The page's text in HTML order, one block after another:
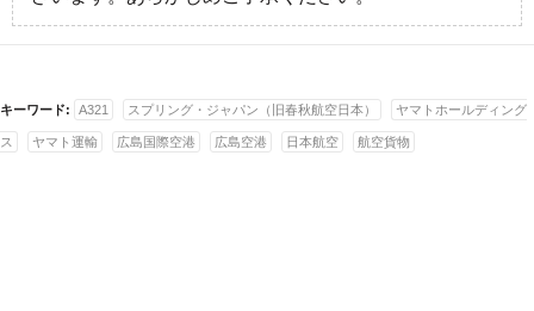
キーワード: A321 スプリング・ジャパン（旧春秋航空日本） ヤマトホールディング
ス ヤマト運輸 広島国際空港 広島空港 日本航空 航空貨物